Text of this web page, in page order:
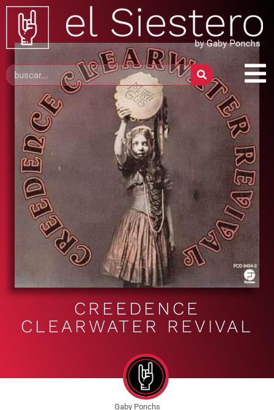
CREEDENCE
CLEARWATER REVIVAL
Gaby Ponchs